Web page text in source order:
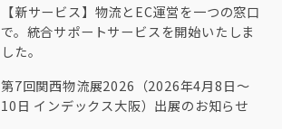
【新サービス】物流とEC運営を一つの窓口
で。統合サポートサービスを開始いたしま
した。
第7回関西物流展2026（2026年4月8日～
10日 インデックス大阪）出展のお知らせ